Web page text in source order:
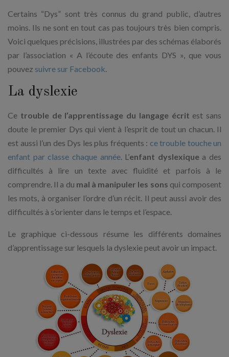
Certains “Dys” sont très connus du grand public, d’autres
moins. Ils ne sont en tout cas pas toujours très bien compris.
Voici quelques précisions, illustrées par des schémas élaborés
par l’association « A l’écoute des enfants DYS », que vous
pouvez suivre sur Facebook.
La dyslexie
Ce trouble de l’apprentissage du langage écrit est sans
doute le premier Dys qui vient à l’esprit de tout un chacun. Il
est aussi l’un des Dys les plus fréquents : ce trouble touche un
enfant par classe chaque année. L’enfant dyslexiquea des
difficultés à lire un texte avec fluidité et parfois à le
comprendre. Il a du mal à manipuler les sons qui composent
les mots, à organiser l’ordre d’un récit. Il peut aussi avoir des
difficultés à s’orienter dans le temps et l’espace.
Le graphique ci-dessous résume les différents domaines
d’apprentissage sur lesquels la dyslexie peut avoir un impact.